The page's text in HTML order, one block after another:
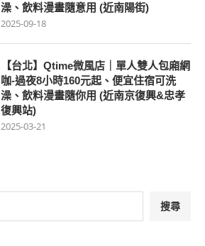
澡、飲料漫畫隨意用 (近南陽街)
2025-09-18
【台北】Qtime微風店｜單人雙人包廂網
咖-過夜8小時160元起、便宜住宿可洗
澡、飲料漫畫隨你用 (近南京復興&忠孝
復興站)
2025-03-21
搜尋